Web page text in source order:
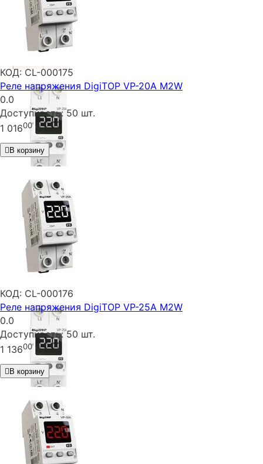
КОД: CL-000175
Реле напряжения DigiTOP VP-20A M2W
0.0
Доступность: 50 шт.
1 01600 ₴
В корзину
КОД: CL-000176
Реле напряжения DigiTOP VP-25A M2W
0.0
Доступность: 50 шт.
1 13600 ₴
В корзину